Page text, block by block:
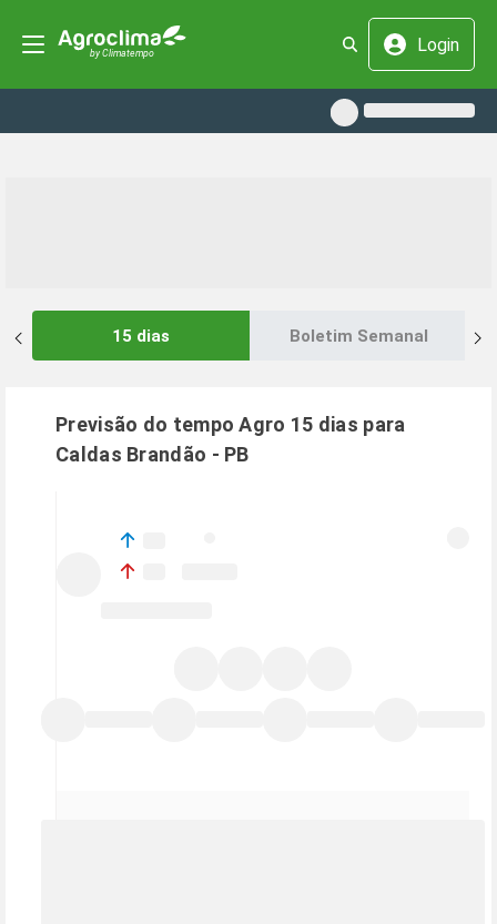
Login
15 dias Boletim Semanal
Previsão do tempo Agro 15 dias para
Caldas Brandão - PB